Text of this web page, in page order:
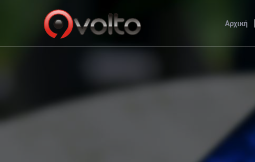
Αρχική